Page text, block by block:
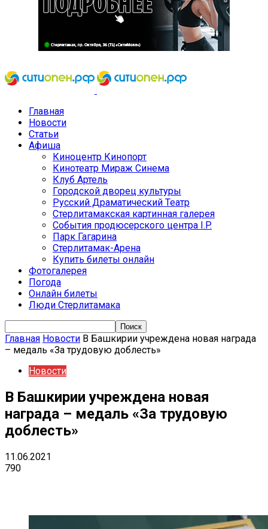
Главная
Новости
Статьи
Афиша
Киноцентр Кинопорт
Кинотеатр Мираж Синема
Клуб Артель
Городской дворец культуры
Русский Драматический Театр
Стерлитамакская картинная галерея
События продюсерского центра I.P.
Парк Гагарина
Стерлитамак-Арена
Купить билеты онлайн
Фотогалерея
Погода
Онлайн билеты
Люди Стерлитамака
Главная Новости В Башкирии учреждена новая награда
– медаль «За трудовую доблесть»
Новости
В Башкирии учреждена новая
награда – медаль «За трудовую
доблесть»
11.06.2021
790